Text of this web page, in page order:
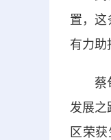
置，这
有力助
蔡甸
发展之
区荣